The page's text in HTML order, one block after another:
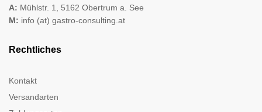
A: Mühlstr. 1, 5162 Obertrum a. See
M: info (at) gastro-consulting.at
Rechtliches
Kontakt
Versandarten